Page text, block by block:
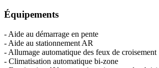
Équipements
- Aide au démarrage en pente
- Aide au stationnement AR
- Allumage automatique des feux de croisement
- Climatisation automatique bi-zone